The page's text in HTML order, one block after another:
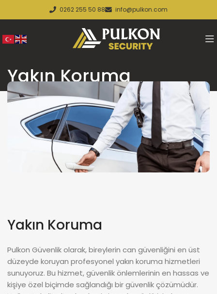
0262 255 50 88 info@pulkon.com
Yakın Koruma
üst düzeyde koruyan profesyonel
hizmetleri sunuyoruz. Bu hizmet, güvenlik
sağlandığı bir güvenlik çözümüdür.
Yakın Koruma
Pulkon Güvenlik olarak, bireylerin can güvenliğini en üst
düzeyde koruyan profesyonel yakın koruma hizmetleri
sunuyoruz. Bu hizmet, güvenlik önlemlerinin en hassas ve
kişiye özel biçimde sağlandığı bir güvenlik çözümüdür.